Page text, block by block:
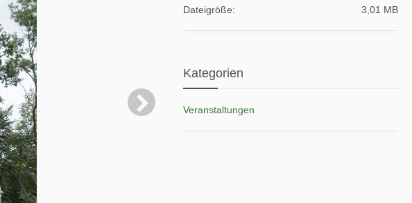
Dateigröße
3,01 MB
Kategorien
Veranstaltungen